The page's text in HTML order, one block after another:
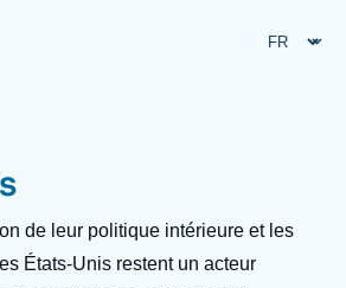
de leur politique intérieure et les
États-Unis restent un acteur